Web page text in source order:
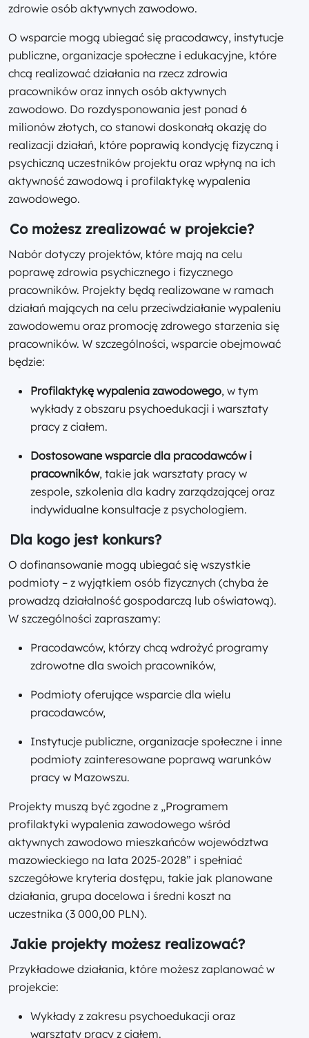
zdrowie osób aktywnych zawodowo.
O wsparcie mogą ubiegać się pracodawcy, instytucje
publiczne, organizacje społeczne i edukacyjne, które
chcą realizować działania na rzecz zdrowia
pracowników oraz innych osób aktywnych
zawodowo. Do rozdysponowania jest ponad 6
milionów złotych, co stanowi doskonałą okazję do
realizacji działań, które poprawią kondycję fizyczną i
psychiczną uczestników projektu oraz wpłyną na ich
aktywność zawodową i profilaktykę wypalenia
zawodowego.
Co możesz zrealizować w projekcie?
Nabór dotyczy projektów, które mają na celu
poprawę zdrowia psychicznego i fizycznego
pracowników. Projekty będą realizowane w ramach
działań mających na celu przeciwdziałanie wypaleniu
zawodowemu oraz promocję zdrowego starzenia się
pracowników. W szczególności, wsparcie obejmować
będzie:
Profilaktykę wypalenia zawodowego, w tym
wykłady z obszaru psychoedukacji i warsztaty
pracy z ciałem.
Dostosowane wsparcie dla pracodawców i
pracowników, takie jak warsztaty pracy w
zespole, szkolenia dla kadry zarządzającej oraz
indywidualne konsultacje z psychologiem.
Dla kogo jest konkurs?
O dofinansowanie mogą ubiegać się wszystkie
podmioty – z wyjątkiem osób fizycznych (chyba że
prowadzą działalność gospodarczą lub oświatową).
W szczególności zapraszamy:
Pracodawców, którzy chcą wdrożyć programy
zdrowotne dla swoich pracowników,
Podmioty oferujące wsparcie dla wielu
pracodawców,
Instytucje publiczne, organizacje społeczne i inne
podmioty zainteresowane poprawą warunków
pracy w Mazowszu.
Projekty muszą być zgodne z „Programem
profilaktyki wypalenia zawodowego wśród
aktywnych zawodowo mieszkańców województwa
mazowieckiego na lata 2025-2028” i spełniać
szczegółowe kryteria dostępu, takie jak planowane
działania, grupa docelowa i średni koszt na
uczestnika (3 000,00 PLN).
Jakie projekty możesz realizować?
Przykładowe działania, które możesz zaplanować w
projekcie:
Wykłady z zakresu psychoedukacji oraz
warsztaty pracy z ciałem.